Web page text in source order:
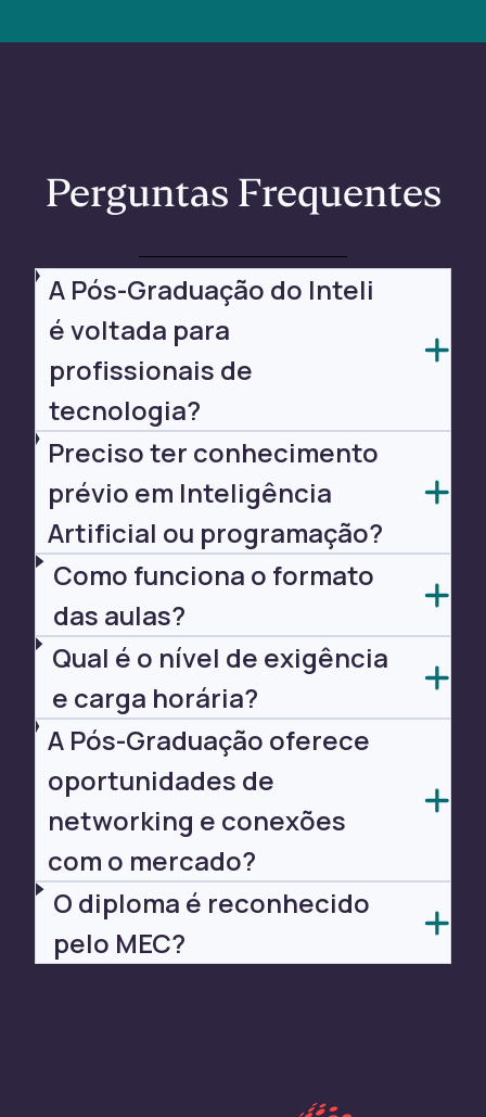
Perguntas Frequentes
A Pós-Graduação do Inteli
é voltada para
profissionais de
tecnologia?
Preciso ter conhecimento
prévio em Inteligência
Artificial ou programação?
Como funciona o formato
das aulas?
Qual é o nível de exigência
e carga horária?
A Pós-Graduação oferece
oportunidades de
networking e conexões
com o mercado?
O diploma é reconhecido
pelo MEC?